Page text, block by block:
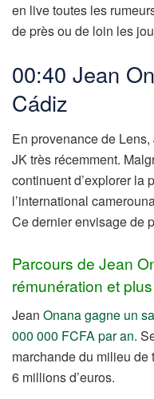
en live toutes les
de près ou de loin les
00:40 Jean
Cádiz
En provenance de Lens,
JK très récemment.
continuent d’explorer la
l’international
Ce dernier envisage de
Parcours de Jean
rémunération et plus
Jean Onana gagne un
000 000 FCFA par an.
marchande du milieu
6 millions d’euros.